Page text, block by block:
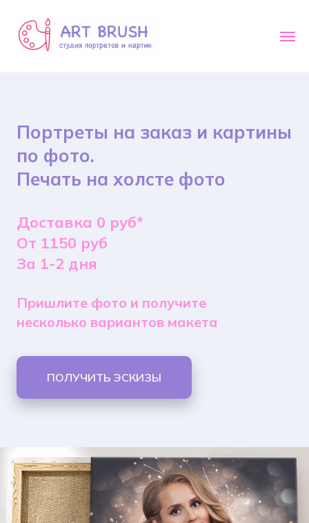
Портреты на заказ и картины
по фото.
Печать на холсте фото
Доставка 0 руб*
От 1150 руб
За 1-2 дня
Пришлите фото и получите
несколько вариантов макета
ПОЛУЧИТЬ ЭСКИЗЫ